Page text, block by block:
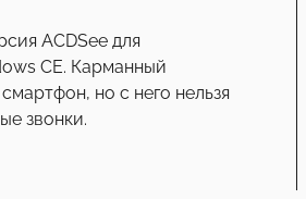
ACDSee для
CE. Карманный
но с него нельзя
звонки.